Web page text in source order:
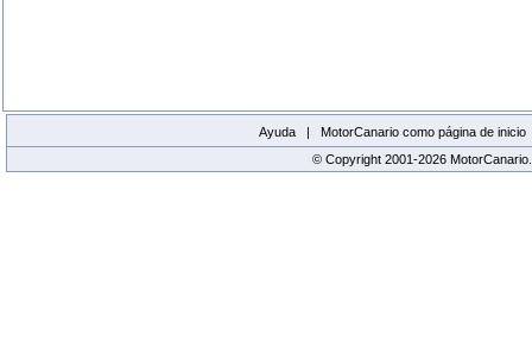
Ayuda | MotorCanario como página de inicio
© Copyright 2001-2026